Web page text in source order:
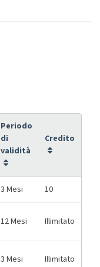
Periodo
di
validità
Credito
3 Mesi 10
12 Mesi Illimitato
3 Mesi Illimitato